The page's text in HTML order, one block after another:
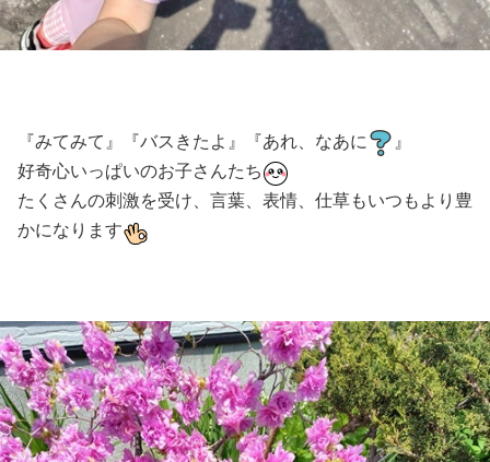
『みてみて』『バスきたよ』『あれ、なあに
』
好奇心いっぱいのお子さんたち
たくさんの刺激を受け、言葉、表情、仕草もいつもより豊
かになります